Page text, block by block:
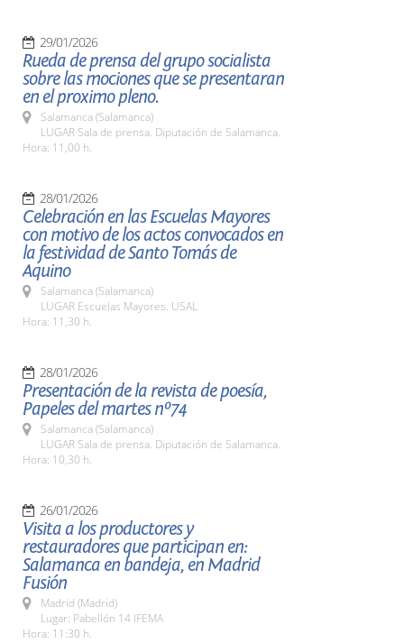
29/01/2026
Rueda de prensa del grupo socialista
sobre las mociones que se presentaran
en el proximo pleno.
Salamanca (Salamanca)
LUGAR Sala de prensa. Diputación de Salamanca.
Hora: 11,00 h.
28/01/2026
Celebración en las Escuelas Mayores
con motivo de los actos convocados en
la festividad de Santo Tomás de
Aquino
Salamanca (Salamanca)
LUGAR Escuelas Mayores. USAL
Hora: 11,30 h.
28/01/2026
Presentación de la revista de poesía,
Papeles del martes nº74
Salamanca (Salamanca)
LUGAR Sala de prensa. Diputación de Salamanca.
Hora: 10,30 h.
26/01/2026
Visita a los productores y
restauradores que participan en:
Salamanca en bandeja, en Madrid
Fusión
Madrid (Madrid)
Lugar: Pabellón 14 IFEMA
Hora: 11:30 h.